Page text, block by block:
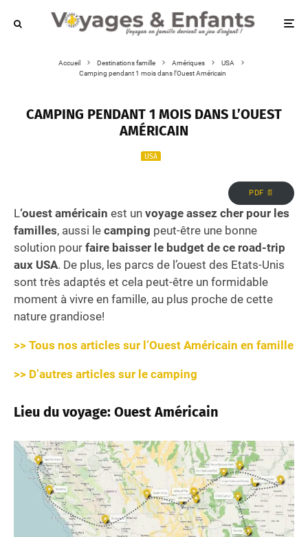
Accueil Destinations famille Amériques
USA
Camping pendant 1 mois dans l’Ouest Américain
CAMPING PENDANT 1 MOIS DANS L’OUEST
AMÉRICAIN
USA
PDF 📄
L‘ouest américain est un voyage assez cher pour les
familles, aussi le camping peut-être une bonne
solution pour faire baisser le budget de ce road-trip
aux USA. De plus, les parcs de l’ouest des Etats-Unis
sont très adaptés et cela peut-être un formidable
moment à vivre en famille, au plus proche de cette
nature grandiose!
>> Tous nos articles sur l’Ouest Américain en famille
>> D’autres articles sur le camping
Lieu du voyage: Ouest Américain